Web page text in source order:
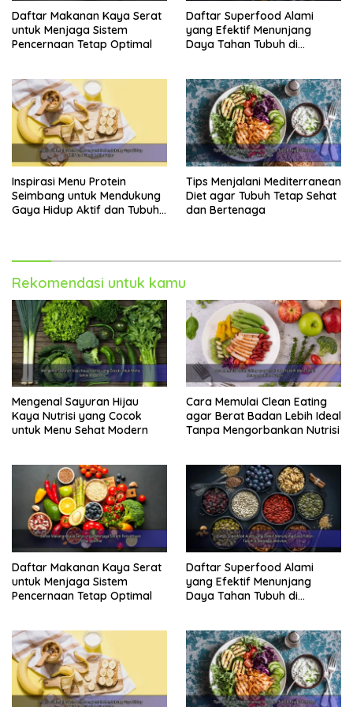
kesehatan optimal. Sayuran hijau membantu
detoksifikasi tubuh, meningkatkan pencernaan, dan
menjaga kesehatan jantung.
Meningkatkan Energi:Kandungan zat besi dan
vitamin B dalam sayuran hijau membantu
meningkatkan produksi energi dalam tubuh.
Meningkatkan Sistem Imun:Vitamin C dan
antioksidan dalam sayuran hijau membantu
memperkuat sistem kekebalan tubuh.
Menjaga Kesehatan Jantung:Kandungan serat dan
nutrisi lainnya membantu menurunkan kolesterol dan
mencegah sembelit.
Menjaga Kesehatan Mata:
Beta-karoten dan lutein
dalam sayuran hijau membantu menjaga kesehatan
mata.
Cobalah untuk memasukkan berbagai jenis sayuran
hijau ke dalam menu makanan Anda setiap hari. Anda
dapat mengolahnya menjadi jus, salad, atau sebagai
tambahan dalam berbagai hidangan.
3. Biji-bijian Utuh: Sumber Energi
Berkelanjutan
Biji-bijian utuh seperti beras merah, gandum utuh, dan
quinoa merupakan sumber karbohidrat kompleks yang
memberikan energi berkelanjutan tanpa menyebabkan
lonjakan gula darah yang drastis. Berbeda dengan
karbohidrat olahan, biji-bijian utuh kaya akan serat,
vitamin, dan mineral yang penting untuk kesehatan.
Read Also:
Daftar Lengkap Superfood: 10 Makanan Sehat
Ini Harus Ada di Dapurmu untuk Asupan
Daftar Makanan Kaya Serat
untuk Menjaga Sistem
Pencernaan Tetap Optimal
Daftar Superfood Alami
yang Efektif Menunjang
Daya Tahan Tubuh di
Inspirasi Menu Protein
Seimbang untuk Mendukung
Gaya Hidup Aktif dan Tubuh
Tips Menjalani Mediterranean
Diet agar Tubuh Tetap Sehat
dan Bertenaga
Rekomendasi untuk kamu
Mengenal Sayuran Hijau
Kaya Nutrisi yang Cocok
untuk Menu Sehat Modern
Cara Memulai Clean Eating
agar Berat Badan Lebih Ideal
Tanpa Mengorbankan Nutrisi
Daftar Makanan Kaya Serat
untuk Menjaga Sistem
Pencernaan Tetap Optimal
Daftar Superfood Alami
yang Efektif Menunjang
Daya Tahan Tubuh di